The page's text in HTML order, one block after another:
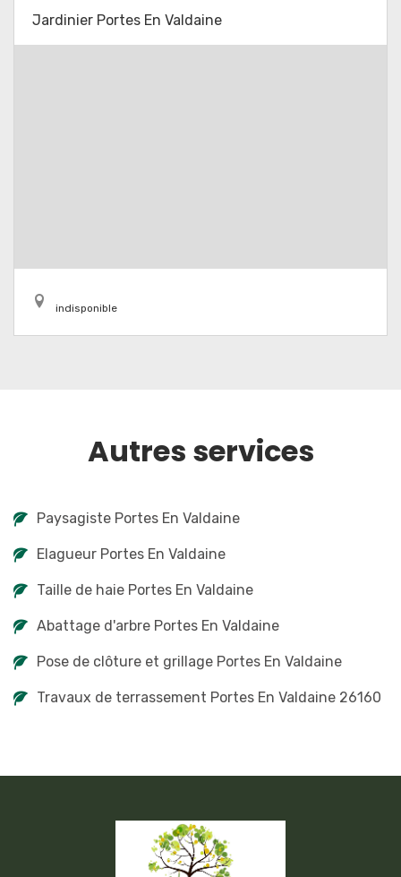
Jardinier Portes En Valdaine
indisponible
Autres services
Paysagiste Portes En Valdaine
Elagueur Portes En Valdaine
Taille de haie Portes En Valdaine
Abattage d'arbre Portes En Valdaine
Pose de clôture et grillage Portes En Valdaine
Travaux de terrassement Portes En Valdaine 26160